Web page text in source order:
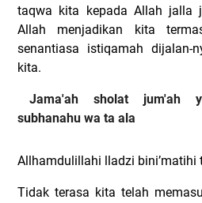
taqwa kita kepada Allah jalla
Allah menjadikan kita
senantiasa istiqamah dijalan-
kita.
Jama'ah sholat jum'ah
subhanahu wa ta ala
Allhamdulillahi lladzi bini’matihi
Tidak terasa kita telah